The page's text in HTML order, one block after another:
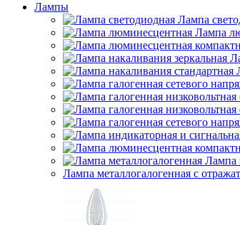
Лампы
Лампа
Лампа
Лампа
Лампа металлогалогенная с